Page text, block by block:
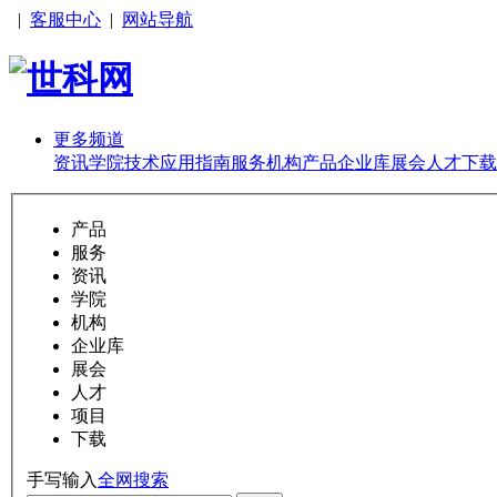
| 客服中心 | 网站导航
更多频道
资讯学院技术应用指南服务机构产品企业库展会 人才下载
产品
服务
资讯
学院
机构
企业库
展会
人才
项目
下载
手写输入全网搜索